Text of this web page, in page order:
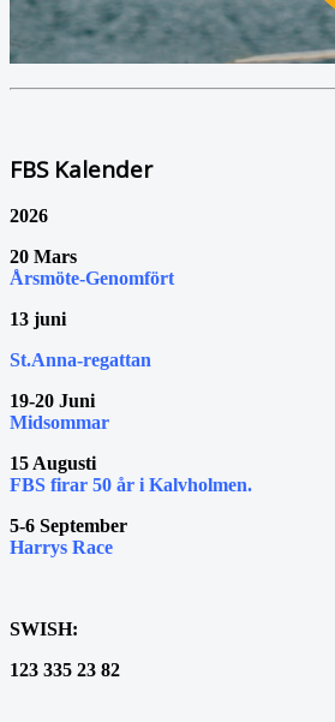
FBS Kalender
2026
20 Mars
Årsmöte-Genomfört
13 juni
St.Anna-regattan
19-20 Juni
Midsommar
15 Augusti
FBS firar 50 år i Kalvholmen.
5-6 September
Harrys Race
SWISH:
123 335 23 82